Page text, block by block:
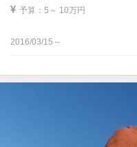
予算：5～ 10万円
2016/03/15～